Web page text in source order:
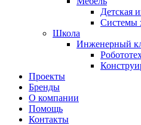
Детская
Системы
Школа
Инженерный
Проекты
Бренды
О компании
Помощь
Контакты